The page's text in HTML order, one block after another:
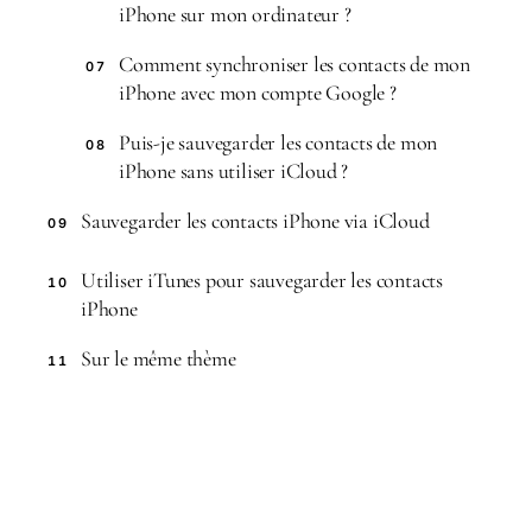
iPhone sur mon ordinateur ?
07
Comment synchroniser les contacts de mon
iPhone avec mon compte Google ?
08
Puis-je sauvegarder les contacts de mon
iPhone sans utiliser iCloud ?
09 Sauvegarder les contacts iPhone via iCloud
10
Utiliser iTunes pour sauvegarder les contacts
iPhone
11 Sur le même thème